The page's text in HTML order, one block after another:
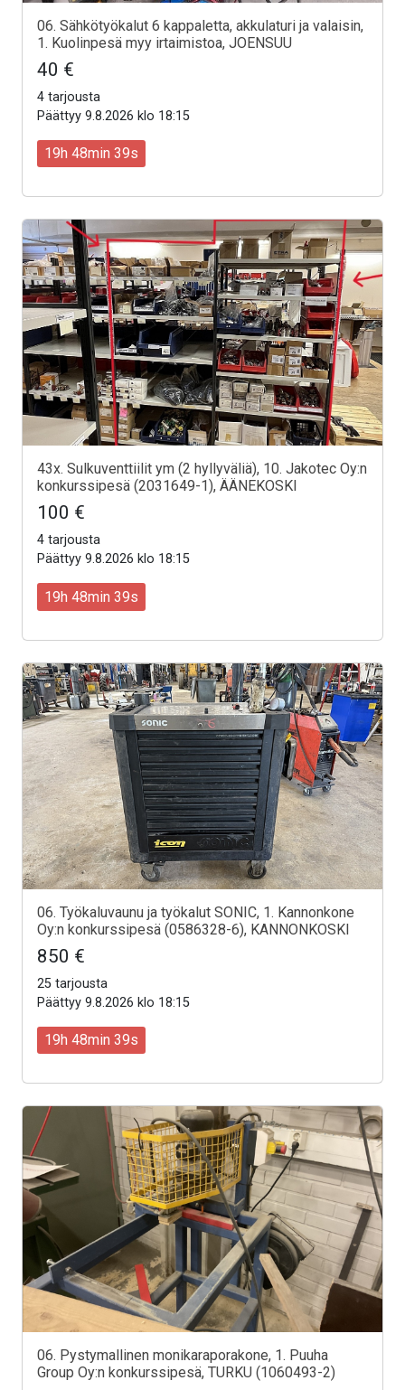
06. Sähkötyökalut 6 kappaletta, akkulaturi ja valaisin,
1. Kuolinpesä myy irtaimistoa, JOENSUU
40 €
4 tarjousta
Päättyy 9.8.2026 klo 18:15
19h 48min 37s
43x. Sulkuventtiilit ym (2 hyllyväliä), 10. Jakotec Oy:n
konkurssipesä (2031649-1), ÄÄNEKOSKI
100 €
4 tarjousta
Päättyy 9.8.2026 klo 18:15
19h 48min 37s
06. Työkaluvaunu ja työkalut SONIC, 1. Kannonkone
Oy:n konkurssipesä (0586328-6), KANNONKOSKI
850 €
25 tarjousta
Päättyy 9.8.2026 klo 18:15
19h 48min 37s
06. Pystymallinen monikaraporakone, 1. Puuha
Group Oy:n konkurssipesä, TURKU (1060493-2)